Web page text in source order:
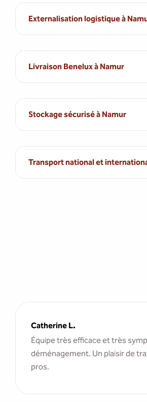
Externalisation logistique à
Livraison Benelux à Namur
Stockage sécurisé à Namur
Transport national et
Catherine L.
Équipe très efficace et très
déménagement. Un plaisir de
pros.